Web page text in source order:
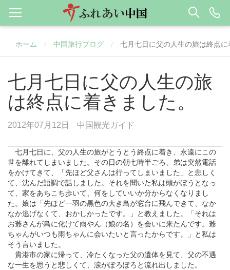
ホーム / 中国旅行ブログ / 七月七日に父の人生の旅は終点
七月七日に父の人生の旅
は終点に着きました。
2012年07月12日 中国観光ガイド
七月七日に、父の人生の旅がとうとう終点に着き、永遠にこの
世を離れてしまいました。その日の朝七時半ごろ、弟は突然電話
をかけてきて、「先ほど父さんは行ってしまいました」と悲しく
て、沈んだ語調で話しました。それを聞いた私は頭がぼうとなっ
て、家をあちこち歩いて、何をしていいか分からなくなりまし
た。娘は「先ほど一羽の黒色の大き鳥が窓台に飛んできて、なか
なか逃げなくて、おかしかったです。」と教えました。「それは
お爺さんが鳥に化けて雨やん（娘の名）を会いに来たんです。爺
ちゃんがいつも雨ちゃんに会いたいと言ったからです。」と私は
そう言いました。
貴港市の家に帰って、冷たくなった父の遺体を見て、父の不遇
な一生を思うと悲しくて、涙がぽろぽろと流れ出しました。